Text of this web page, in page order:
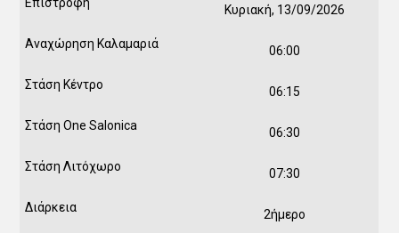
Κυριακή, 13/09/2026
06:00
06:15
06:30
07:30
2ήμερο